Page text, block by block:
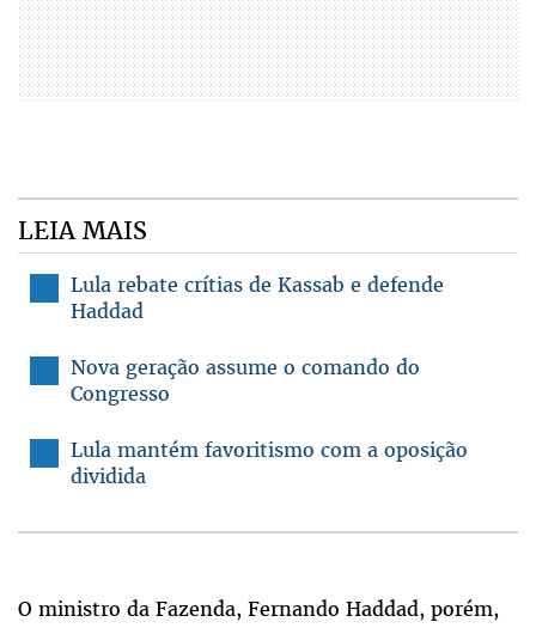
LEIA MAIS
Lula rebate crítias de Kassab e defende
Haddad
Nova geração assume o comando do
Congresso
Lula mantém favoritismo com a oposição
dividida
O ministro da Fazenda, Fernando Haddad, porém,